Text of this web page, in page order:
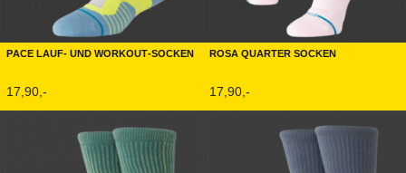
Pace Lauf- und Workout-Socken
17,90,-
Rosa Quarter Socken
17,90,-